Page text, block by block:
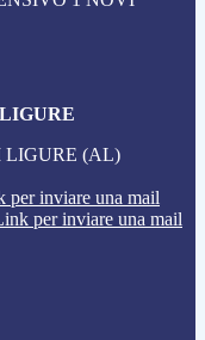
LIGURE (AL)
per inviare una mail
per inviare una mail